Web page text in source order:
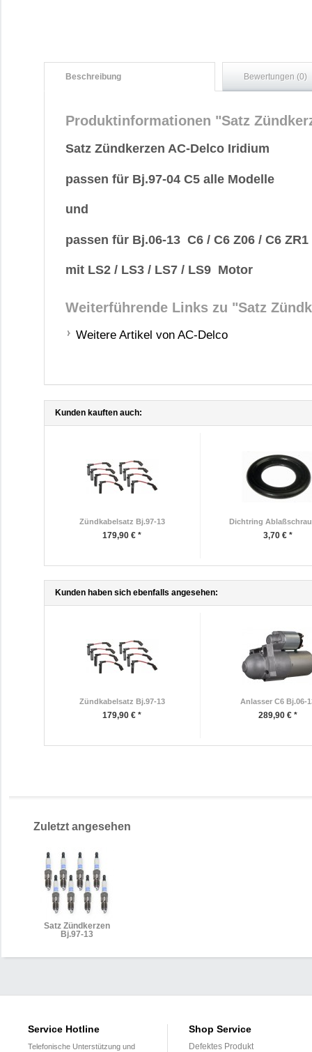
Beschreibung Bewertungen (0)
Produktinformationen "Satz
Satz Zündkerzen AC-Delco Iridium
passen für Bj.97-04 C5 alle Modelle
und
passen für Bj.06-13 C6 / C6 Z06 / C6 ZR1
mit LS2 / LS3 / LS7 / LS9 Motor
Weiterführende Links zu "Satz
Weitere Artikel von AC-Delco
Kunden kauften auch:
Zündkabelsatz Bj.97-13
179,90 € *
Dichtring
3,70 € *
Kunden haben sich ebenfalls angesehen:
Zündkabelsatz Bj.97-13
179,90 € *
Anlasser C6 Bj.06-
289,90 € *
Zuletzt angesehen
Satz Zündkerzen
Bj.97-13
Service Hotline
Telefonische Unterstützung und
Shop Service
Defektes Produkt